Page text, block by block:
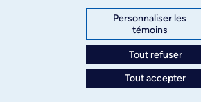
des relations publiques
3744, rue Jean-Brillant, bureau 490
Montréal (Québec) H3T 1P1
Personnaliser les
témoins
Tout refuser
Tout accepter